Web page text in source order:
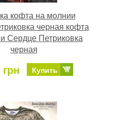
кофта на молнии
черная кофта
Сердце Петриковка
черная
грн Купить